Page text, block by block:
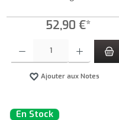
52,90 €*
Ajouter aux Notes
En Stock